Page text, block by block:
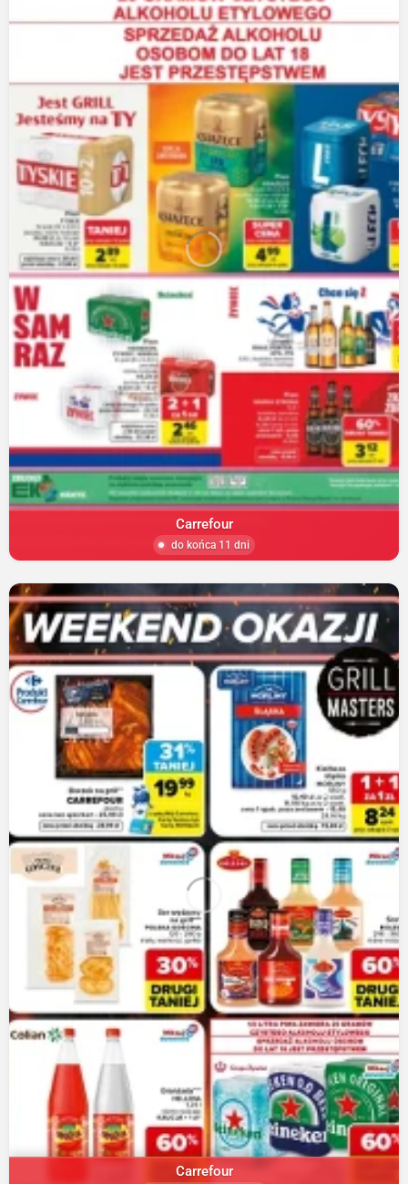
Carrefour
do końca 11 dni
Carrefour